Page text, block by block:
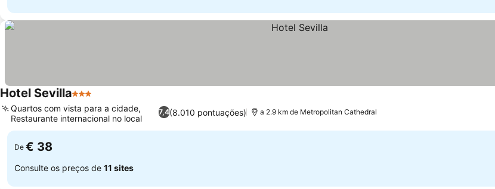
Hotel Sevilla3 Estrelas
7,4(8.010 pontuações)
Quartos com vista para a cidade,
Restaurante internacional no local
a 2.9 km de Metropolitan Cathedral
De € 38
Consulte os preços de 11 sites